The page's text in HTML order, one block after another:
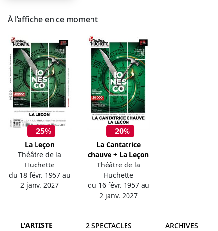
À l’affiche en ce moment
- 25%
La Leçon
Théâtre de la
Huchette
du 18 févr. 1957 au
2 janv. 2027
- 20%
La Cantatrice
chauve + La Leçon
Théâtre de la
Huchette
du 16 févr. 1957 au
2 janv. 2027
L'ARTISTE 2 SPECTACLES ARCHIVES